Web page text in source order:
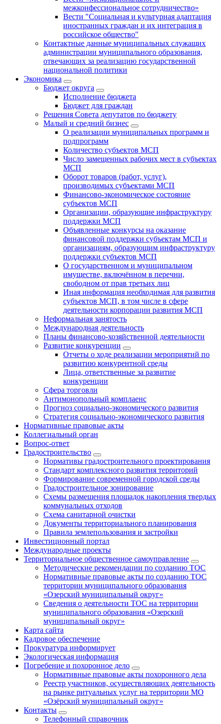
межконфессиональное сотрудничество»
Вести "Социальная и культурная адаптация
иностранных граждан и их интеграция в
российское общество"
Контактные данные муниципальных служащих
администрации муниципального образования,
отвечающих за реализацию государственной
национальной политики
Экономика
Бюджет округa
Исполнение бюджета
Бюджет для граждан
Решения Совета депутатов по бюджету
Малый и средний бизнес
О реализации муниципальных программ и
подпрограмм
Количество субъектов МСП
Число замещенных рабочих мест в субъектах
МСП
Оборот товаров (работ, услуг),
производимых субъектами МСП
Финансово-экономическое состояние
субъектов МСП
Организации, образующие инфраструктуру
поддержки МСП
Объявленные конкурсы на оказание
финансовой поддержки субъектам МСП и
организациям, образующим инфраструктуру
поддержки субъектов МСП
О государственном и муниципальном
имуществе, включённом в перечни,
свободном от прав третьих лиц
Иная информация необходимая для развития
субъектов МСП, в том числе в сфере
деятельности корпорации развития МСП
Неформальная занятость
Международная деятельность
Планы финансово-хозяйственной деятельности
Развитие конкуренции
Отчеты о ходе реализации мероприятий по
развитию конкурентной среды
Лица, ответственные за развитие
конкуренции
Сфера торговли
Антимонопольный комплаенс
Прогноз социально-экономического развития
Стратегия социально-экономического развития
Нормативные правовые акты
Коллегиальный орган
Вопрос-ответ
Градостроительство
Нормативы градостроительного проектирования
Стандарт комплексного развития территорий
Формирование современной городской среды
Градостроительное зонирование
Схемы размещения площадок накопления твердых
коммунальных отходов
Схема санитарной очистки
Документы территориального планирования
Правила землепользования и застройки
Инвестиционный портал
Международные проекты
Территориальное общественное самоуправление
Методические рекомендации по созданию ТОС
Нормативные правовые акты по созданию ТОС
территории муниципального образования
«Озерский муниципальный округ»
Сведения о деятельности ТОС на территории
муниципального образования «Озерский
муниципальный округ»
Карта сайта
Кадровое обеспечение
Прокуратура информирует
Экологическая информация
Погребение и похоронное дело
Нормативные правовые акты похоронного дела
Реестр участников, осуществляющих деятельность
на рынке ритуальных услуг на территории МО
«Озёрский муниципальный округ»
Контакты
Телефонный справочник